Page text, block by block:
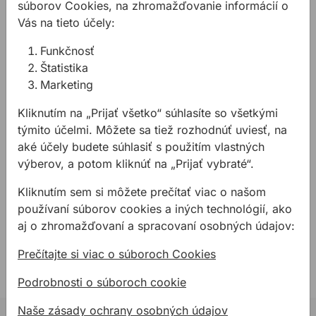
auguste 1990 (08/90) alebo neskôr
Kotúč musí byť vystredený na podpornú prírubu a
nie na maticu
Dĺžka dostupného závitu prečnievajúceho cez
najhrubší nástroj musí mať minimálnu dĺžku 6 mm
rezacími kotúčmi a brúsnymi kotúčmi
Technické parametre:
Hrúbka: 14mm
Obsah balenia: 1 ks
Zásielkové balenie: 1 ks
súborov Cookies, na zhromažďovanie informácií o
Vás na tieto účely:
Funkčnosť
Štatistika
Marketing
Kliknutím na „Prijať všetko“ súhlasíte so všetkými
týmito účelmi. Môžete sa tiež rozhodnúť uviesť, na
aké účely budete súhlasiť s použitím vlastných
výberov, a potom kliknúť na „Prijať vybraté“.
Kliknutím sem si môžete prečítať viac o našom
používaní súborov cookies a iných technológií, ako
aj o zhromažďovaní a spracovaní osobných údajov:
Prečítajte si viac o súboroch Cookies
Podrobnosti o súboroch cookie
Naše zásady ochrany osobných údajov